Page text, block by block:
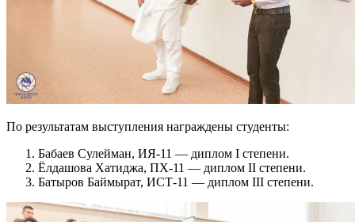
По результатам выступления награждены студенты:
Бабаев Сулейман, ИЯ-11 — диплом I степени.
Ёлдашова Хатиджа, ПХ-11 — диплом II степени.
Батыров Баймырат, ИСТ-11 — диплом III степени.